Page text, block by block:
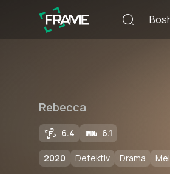
Rebecca
6.4 6.1
2020 Detektiv Drama